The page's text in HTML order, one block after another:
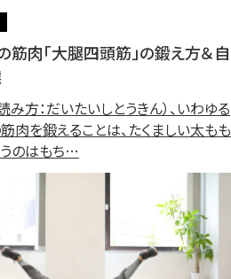
筋肉「大腿四頭筋」の鍛え方＆自
み方：だいたいしとうきん）、いわゆる
肉を鍛えることは、たくましい太もも
のはもち…